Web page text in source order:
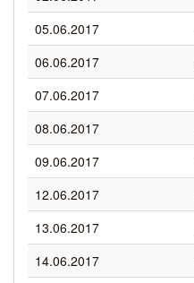
05.06.2017
06.06.2017
07.06.2017
08.06.2017
09.06.2017
12.06.2017
13.06.2017
14.06.2017